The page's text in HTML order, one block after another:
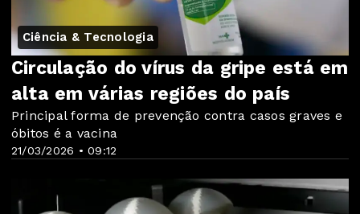
Ciência & Tecnologia
21/03/2026 • 09:12
Circulação do vírus da gripe está em
alta em várias regiões do país
Principal forma de prevenção contra casos graves e
óbitos é a vacina